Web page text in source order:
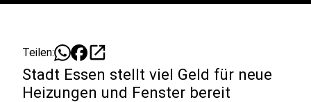
Teilen: open_in_new
Stadt Essen stellt viel Geld für neue
Heizungen und Fenster bereit